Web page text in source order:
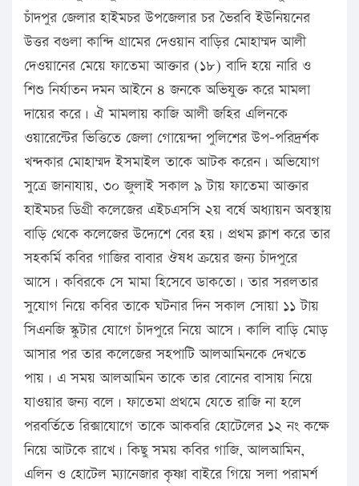
চাঁদপুর জেলার হাইমচর উপজেলার চর ভৈরবি ইউনিয়নের
উত্তর বগুলা কান্দি গ্রামের দেওয়ান বাড়ির মোহাম্মদ আলী
দেওয়ানের মেয়ে ফাতেমা আক্তার (১৮) বাদি হয়ে নারি ও
শিশু নির্যাতন দমন আইনে ৪ জনকে অভিযুক্ত করে মামলা
দায়ের করে। ঐ মামলায় কাজি আলী জহির এলিনকে
ওয়ারেন্টের ভিত্তিতে জেলা গোয়েন্দা পুলিশের উপ-পরিদর্র্শক
খন্দকার মোহাম্মদ ইসমাইল তাকে আটক করেন। অভিযোগ
সুত্রে জানাযায়, ৩০ জুলাই সকাল ৯ টায় ফাতেমা আক্তার
হাইমচর ডিগ্রী কলেজের এইচএসসি ২য় বর্ষে অধ্যায়ন অবস্থায়
বাড়ি থেকে কলেজের উদ্যেশে বের হয়। প্রথম ক্লাশ করে তার
সহকর্মি কবির গাজির বাবার ঔষধ ক্রয়ের জন্য চাঁদপুরে
আসে। কবিরকে সে মামা হিসেবে ডাকতো। তার সরলতার
সুযোগ নিয়ে কবির তাকে ঘটনার দিন সকাল সোয়া ১১ টায়
সিএনজি স্কুটার যোগে চাঁদপুরে নিয়ে আসে। কালি বাড়ি মোড়
আসার পর তার কলেজের সহপাটি আলআমিনকে দেখতে
পায়। এ সময় আলআমিন তাকে তার বোনের বাসায় নিয়ে
যাওয়ার জন্য বলে। ফাতেমা প্রথমে যেতে রাজি না হলে
পরবর্তিতে রিক্সাযোগে তাকে আকবরি হোটেলের ১২ নং কক্ষে
নিয়ে আটকে রাখে। কিছু সময় কবির গাজি, আলআমিন,
এলিন ও হোটেল ম্যানেজার কৃষ্ণা বাইরে গিয়ে সলা পরামর্শ